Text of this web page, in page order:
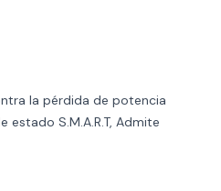
la pérdida de potencia
S.M.A.R.T, Admite